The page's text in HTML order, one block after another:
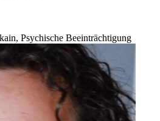
Psychische Beeinträchtigung